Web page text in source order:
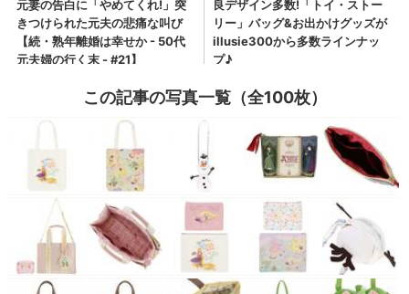
この記事の写真一覧（全100枚）